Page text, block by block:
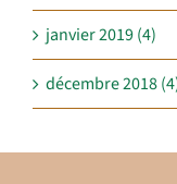
janvier 2019 (4)
décembre 2018